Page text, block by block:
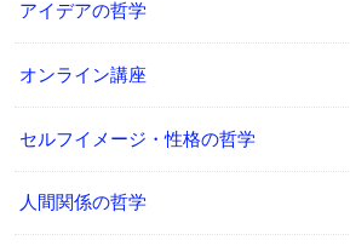
アイデアの哲学
オンライン講座
セルフイメージ・性格の哲学
人間関係の哲学